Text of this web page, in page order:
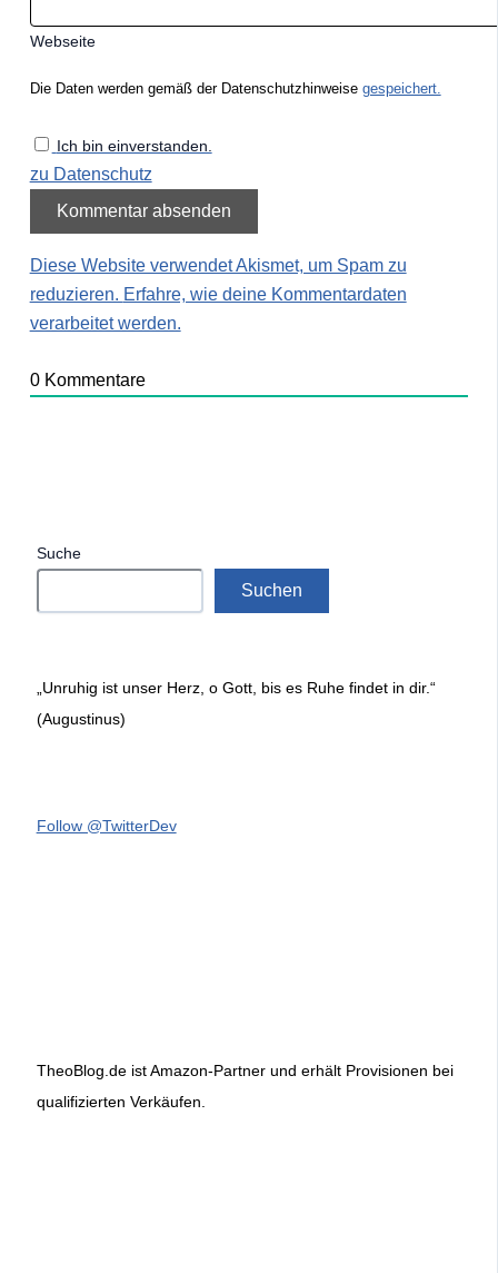
Webseite
Die Daten werden gemäß der Datenschutzhinweise gespeichert.
Ich bin einverstanden.
zu Datenschutz
Diese Website verwendet Akismet, um Spam zu
reduzieren. Erfahre, wie deine Kommentardaten
verarbeitet werden.
0Kommentare
Suche
Suchen
„Unruhig ist unser Herz, o Gott, bis es Ruhe findet in dir.“
(Augustinus)
Follow @TwitterDev
TheoBlog.de ist Amazon-Partner und erhält Provisionen bei
qualifizierten Verkäufen.